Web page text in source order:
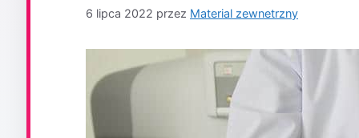
6 lipca 2022 przez Material zewnetrzny